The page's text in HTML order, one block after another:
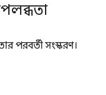
পরবর্তী সংস্করণ।